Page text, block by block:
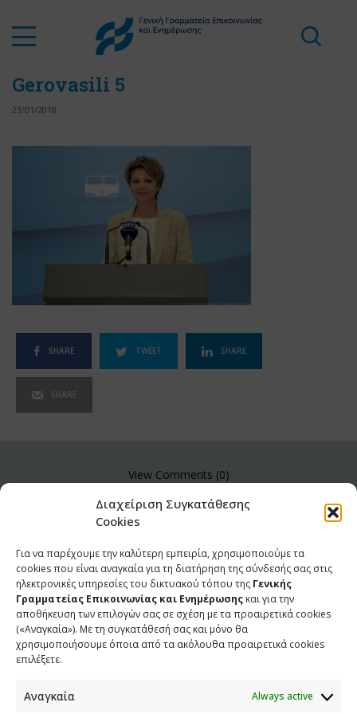
Διαχείριση Συγκατάθεσης
Cookies
Για να παρέχουμε την καλύτερη εμπειρία, χρησιμοποιούμε τα
cookies που είναι αναγκαία για τη διατήρηση της σύνδεσής σας στις
ηλεκτρονικές υπηρεσίες του δικτυακού τόπου της Γενικής
Γραμματείας Επικοινωνίας και Ενημέρωσης και για την
αποθήκευση των επιλογών σας σε σχέση με τα προαιρετικά cookies
(«Αναγκαία»). Με τη συγκατάθεσή σας και μόνο θα
χρησιμοποιήσουμε όποια από τα ακόλουθα προαιρετικά cookies
επιλέξετε.
Αναγκαία Always active
Gerovasili 5
23/01/2018
SHARE TWEET SHARE
SHARE
View Comments (0)